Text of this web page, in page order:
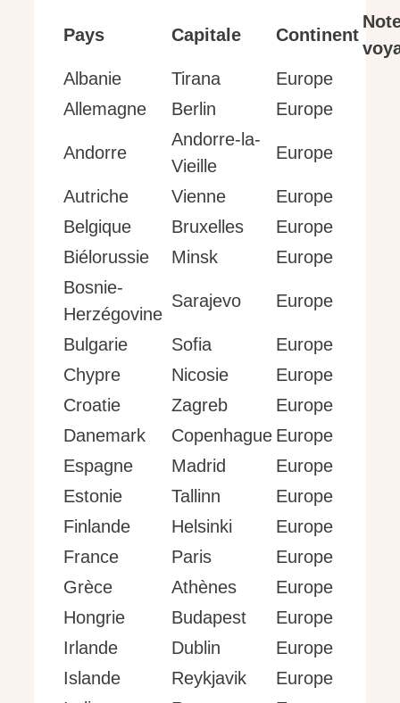
Pays Capitale Continent
Albanie
Tirana
Europe
Allemagne
Berlin Europe
Andorre
Andorre-la-
Vieille
Europe
Autriche Vienne
Europe
Belgique
Bruxelles
Europe
Biélorussie
Minsk
Europe
Bosnie-
Herzégovine
Sarajevo Europe
Bulgarie Sofia
Europe
Chypre
Nicosie
Europe
Croatie
Zagreb
Europe
Danemark
Copenhague Europe
Espagne
Madrid
Europe
Estonie
Tallinn
Europe
Finlande
Helsinki
Europe
France
Paris
Europe
Grèce
Athènes
Europe
Hongrie
Budapest
Europe
Irlande
Dublin
Europe
Islande
Reykjavik
Europe